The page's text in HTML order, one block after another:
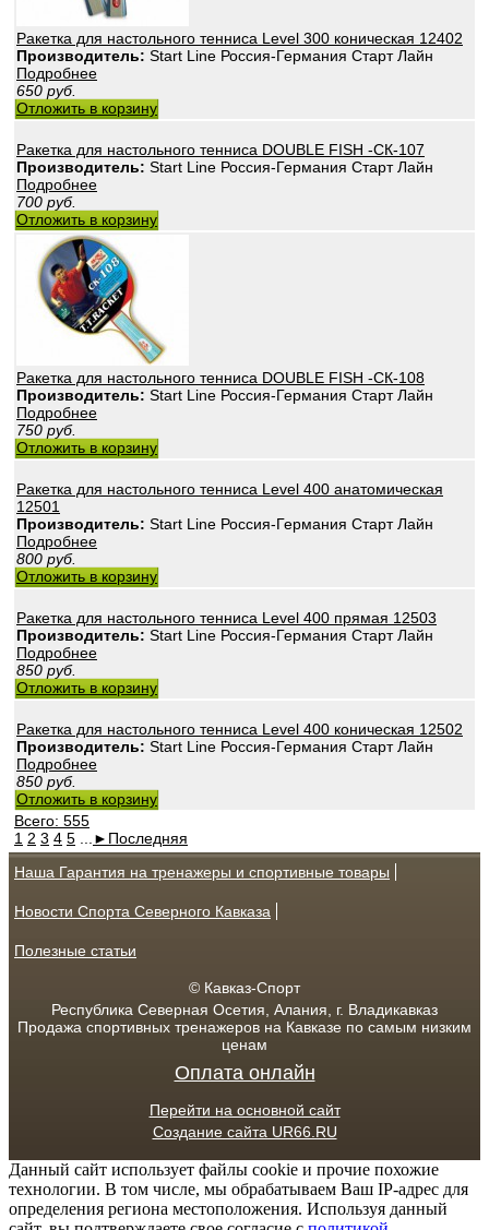
Ракетка для настольного тенниса Level 300 коническая 12402
Производитель: Start Line Россия-Германия Старт Лайн
Подробнее
650 руб.
Отложить в корзину
Ракетка для настольного тенниса DOUBLE FISH -СК-107
Производитель: Start Line Россия-Германия Старт Лайн
Подробнее
700 руб.
Отложить в корзину
Ракетка для настольного тенниса DOUBLE FISH -СК-108
Производитель: Start Line Россия-Германия Старт Лайн
Подробнее
750 руб.
Отложить в корзину
Ракетка для настольного тенниса Level 400 анатомическая
12501
Производитель: Start Line Россия-Германия Старт Лайн
Подробнее
800 руб.
Отложить в корзину
Ракетка для настольного тенниса Level 400 прямая 12503
Производитель: Start Line Россия-Германия Старт Лайн
Подробнее
850 руб.
Отложить в корзину
Ракетка для настольного тенниса Level 400 коническая 12502
Производитель: Start Line Россия-Германия Старт Лайн
Подробнее
850 руб.
Отложить в корзину
Всего: 555
1 2 3 4 5 ► Последняя
Наша Гарантия на тренажеры и спортивные товары
Новости Спорта Северного Кавказа
Полезные статьи
© Кавказ-Спорт
Республика Северная Осетия, Алания, г. Владикавказ
Продажа спортивных тренажеров на Кавказе по самым низким
ценам
Оплата онлайн
Перейти на основной сайт
Создание сайта UR66.RU
Данный сайт использует файлы cookie и прочие похожие
технологии. В том числе, мы обрабатываем Ваш IP-адрес для
определения региона местоположения. Используя данный